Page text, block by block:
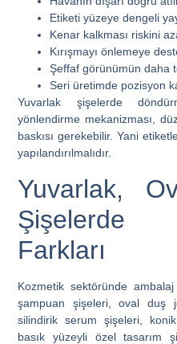
Etiketi yüzeye dengeli
Kenar kalkması riskini
Kırışmayı önlemeye
Şeffaf görünümün daha
Seri üretimde pozisyon
Yuvarlak şişelerde
yönlendirme mekanizması,
baskısı gerekebilir. Yani
yapılandırılmalıdır.
Yuvarlak,
Farkları
Kozmetik sektöründe
şampuan şişeleri, oval duş
silindirik serum şişeleri,
basık yüzeyli özel tasarım